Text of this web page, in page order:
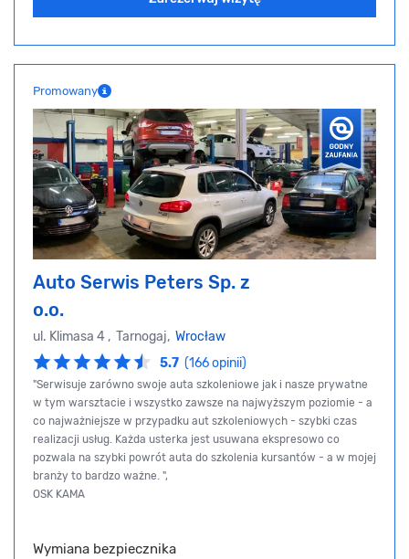
Promowany
Auto Serwis Peters Sp. z
o.o.
ul. Klimasa 4 , Tarnogaj, Wrocław
5.7 (166 opinii)
"Serwisuje zarówno swoje auta szkoleniowe jak i nasze prywatne
w tym warsztacie i wszystko zawsze na najwyższym poziomie - a
co najważniejsze w przypadku aut szkoleniowych - szybki czas
realizacji usług. Każda usterka jest usuwana ekspresowo co
pozwala na szybki powrót auta do szkolenia kursantów - a w mojej
branży to bardzo ważne. ",
OSK KAMA
Wymiana bezpiecznika